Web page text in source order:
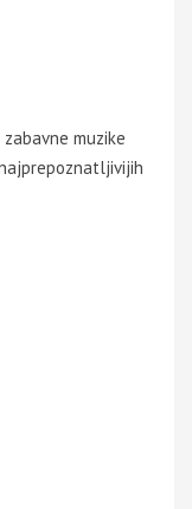
muzike